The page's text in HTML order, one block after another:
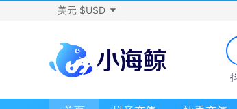
美元 $USD